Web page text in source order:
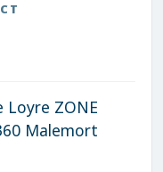
Loyre ZONE
Malemort